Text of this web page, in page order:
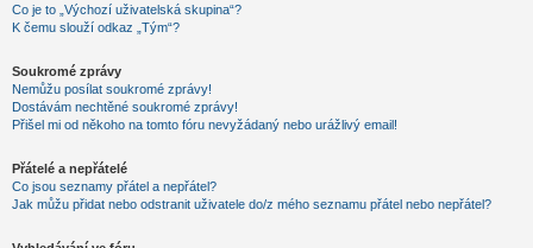
Co je to „Výchozí uživatelská skupina“?
K čemu slouží odkaz „Tým“?
Soukromé zprávy
Nemůžu posílat soukromé zprávy!
Dostávám nechtěné soukromé zprávy!
Přišel mi od někoho na tomto fóru nevyžádaný nebo urážlivý email!
Přátelé a nepřátelé
Co jsou seznamy přátel a nepřátel?
Jak můžu přidat nebo odstranit uživatele do/z mého seznamu přátel nebo nepřátel?